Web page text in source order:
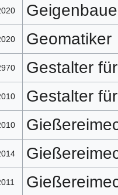
Geomatiker
Gestalter
Gestalter